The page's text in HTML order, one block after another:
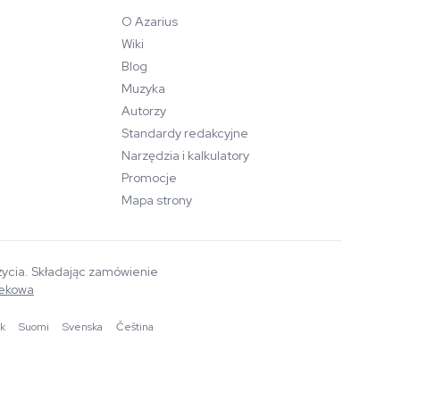
O Azarius
Wiki
Blog
Muzyka
Autorzy
Standardy redakcyjne
Narzędzia i kalkulatory
Promocje
Mapa strony
Składając zamówienie
·Suomi ·Svenska ·Čeština